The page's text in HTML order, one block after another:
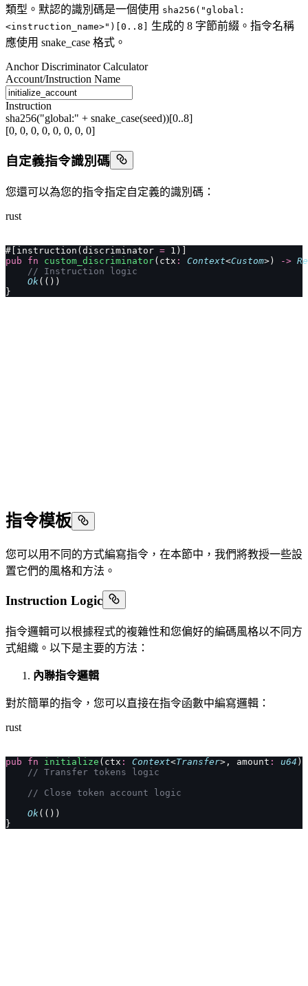
類型。默認的識別碼是一個使用 sha256("global:
<instruction_name>")[0..8]
生成的 8 字節前綴。指令名稱
應使用 snake_case 格式。
Anchor Discriminator Calculator
Account/Instruction Name
Instruction
sha256("global:" + snake_case(seed))[0..8]
[0, 0, 0, 0, 0, 0, 0, 0]
自定義指令識別碼
您還可以為您的指令指定自定義的識別碼：
rust
#[instruction(discriminator = 1)]
pub fn custom_discriminator(ctx : Context<Custom>) ->
    // Instruction logic
    Ok
(())
}
指令模板
您可以用不同的方式編寫指令，在本節中，我們將教授一些設
置它們的風格和方法。
Instruction Logic
指令邏輯可以根據程式的複雜性和您偏好的編碼風格以不同方
式組織。以下是主要的方法：
內聯指令邏輯
對於簡單的指令，您可以直接在指令函數中編寫邏輯：
rust
pub fn initialize (ctx : Context<Transfer>, amount : u64 )
    // Transfer tokens logic
    // Close token account logic
    Ok
(())
}